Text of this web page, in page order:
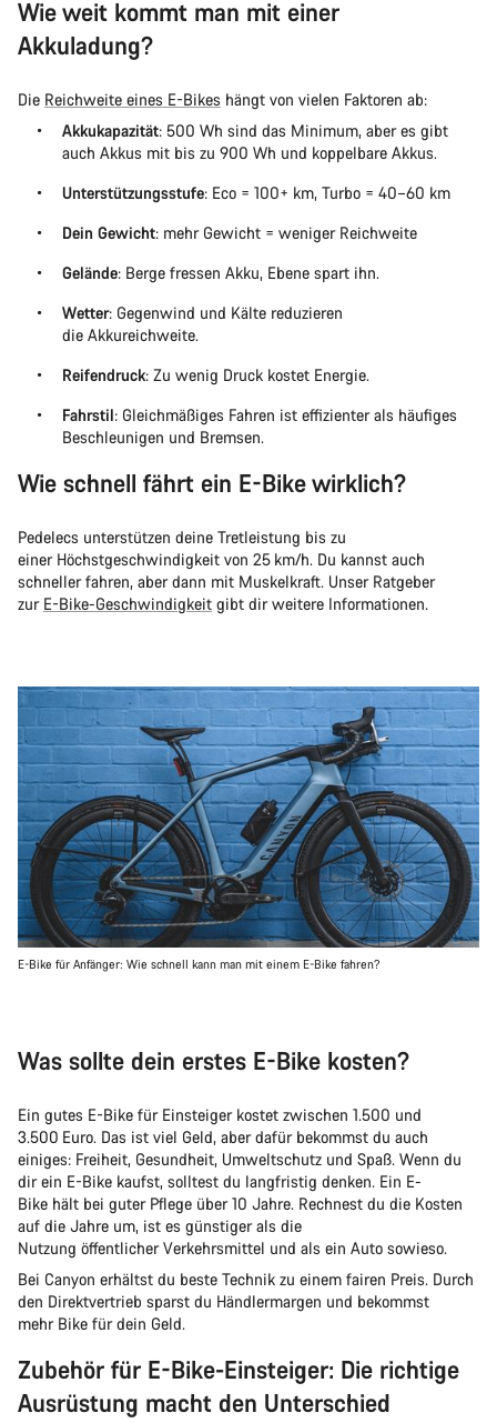
Wie weit kommt man mit einer
Akkuladung?
Die Reichweite eines E-Bikes hängt von vielen Faktoren ab:
Akkukapazität: 500 Wh sind das Minimum, aber es gibt
auch Akkus mit bis zu 900 Wh und koppelbare Akkus.
Unterstützungsstufe: Eco = 100+ km, Turbo = 40–60 km
Dein Gewicht: mehr Gewicht = weniger Reichweite
Gelände: Berge fressen Akku, Ebene spart ihn.
Wetter: Gegenwind und Kälte reduzieren
die Akkureichweite.
Reifendruck: Zu wenig Druck kostet Energie.
Fahrstil: Gleichmäßiges Fahren ist effizienter als häufiges
Beschleunigen und Bremsen.
Wie schnell fährt ein E-Bike wirklich?
Pedelecs unterstützen deine Tretleistung bis zu
einer Höchstgeschwindigkeit von 25 km/h. Du kannst auch
schneller fahren, aber dann mit Muskelkraft. Unser Ratgeber
zur E-Bike-Geschwindigkeit gibt dir weitere Informationen.
E-Bike für Anfänger: Wie schnell kann man mit einem E-Bike fahren?
Was sollte dein erstes E-Bike kosten?
Ein gutes E-Bike für Einsteiger kostet zwischen 1.500 und
3.500 Euro. Das ist viel Geld, aber dafür bekommst du auch
einiges: Freiheit, Gesundheit, Umweltschutz und Spaß. Wenn du
dir ein E-Bike kaufst, solltest du langfristig denken. Ein E-
Bike hält bei guter Pflege über 10 Jahre. Rechnest du die Kosten
auf die Jahre um, ist es günstiger als die
Nutzung öffentlicher Verkehrsmittel und als ein Auto sowieso.
Bei Canyon erhältst du beste Technik zu einem fairen Preis. Durch
den Direktvertrieb sparst du Händlermargen und bekommst
mehr Bike für dein Geld.
Zubehör für E-Bike-Einsteiger: Die richtige
Ausrüstung macht den Unterschied